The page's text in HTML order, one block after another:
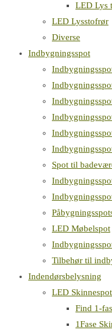
LED Lys
LED Lysstofrør
Diverse
Indbygningsspot
Spot til
LED Møbelspot
Tilbehør til
Indendørsbelysning
LED
Find 1-
1Fase